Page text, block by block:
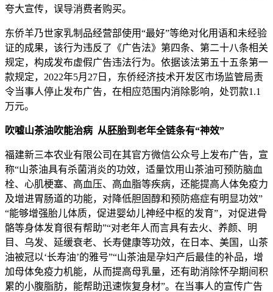
夸大宣传，误导消费者购买。
东侨羊乃世家乳制品经营部使用“最好”等绝对化用语和未经验
证的成果，该行为违反了《广告法》第四条、第二十八条相关
规定，构成发布虚假广告违法行为。依据该法第五十五条第一
款规定，2022年5月27日，东侨经济技术开发区市场监管局责
令当事人停止发布广告，在相应范围内消除影响，处罚款1.1
万元。
吹嘘山茶油吹能治病 从胚胎到老年全链条有“神效”
福建新三本农业有限公司在其官方微信公众号上发布广告，宣
称“山茶油具有杀菌消炎的功效，适量饮用山茶油可预防脑血
栓、心肌梗塞、高血压、高血脂等疾病，还能提高人体免疫力
及增进胃肠道的功能，对降低胆固醇和预防癌症有明显功效”
“能够增强胎儿体质，促进婴幼儿神经中枢的发育”，对促进骨
骼等身体发育很有帮助”“对老年人而言具有去火、养颜、明
目、乌发、延缓衰老、长寿健康等功效，在日本、美国，山茶
油被冠以‘长寿油’的雅号”“山茶油是孕妇产后最佳的补品，增
加母体免疫力机能，从而提高母乳量，还有助消除怀孕期间积
累的小腹脂肪，能帮助迅速恢复身材”。在当事人的宣传广告